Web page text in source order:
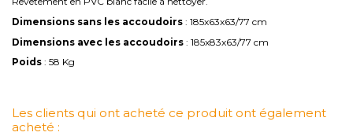
Dimensions sans les accoudoirs : 185x63x63/77 cm
Dimensions avec les accoudoirs : 185x83x63/77 cm
Poids : 58 Kg
Les clients qui ont acheté ce produit ont également
acheté :